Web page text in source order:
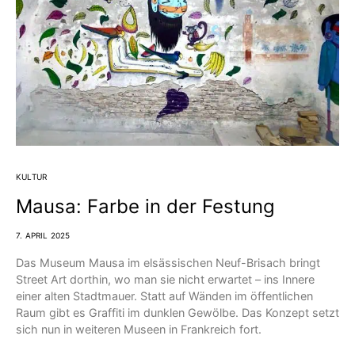
KULTUR
Mausa: Farbe in der Festung
7. APRIL 2025
Das Museum Mausa im elsässischen Neuf-Brisach bringt
Street Art dorthin, wo man sie nicht erwartet – ins Innere
einer alten Stadtmauer. Statt auf Wänden im öffentlichen
Raum gibt es Graffiti im dunklen Gewölbe. Das Konzept setzt
sich nun in weiteren Museen in Frankreich fort.